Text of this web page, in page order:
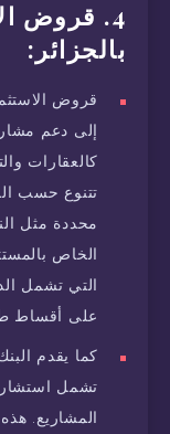
4. قروض
بالجزائر:
قروض
إلى دعم
كالعقارات
تتنوع حسب
محددة مثل
الخاص
التي تشمل
على أقساط
كما يقدم
تشمل
المشاريع.